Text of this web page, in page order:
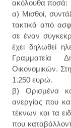
ακόλουθα ποσά:
α) Μισθοί,
τακτικά από
σε έναν
έχει δηλωθεί
Γραμματεία
Οικονομικών.
1.250 ευρώ.
β) Ορισμένα
ανεργίας που
τέκνων και τα
που